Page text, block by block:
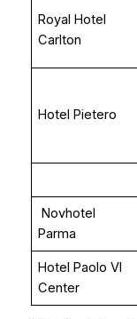
Royal Hotel
Carlton
Hotel Pietero
Novhotel
Parma
Hotel Paolo VI
Center